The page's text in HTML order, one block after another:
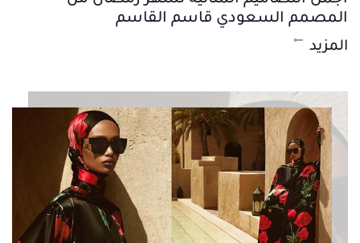
المصمم السعودي قاسم القاسم
المزيد